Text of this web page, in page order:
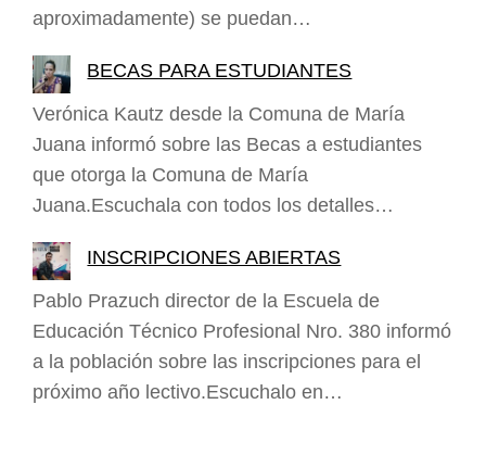
aproximadamente) se puedan…
BECAS PARA ESTUDIANTES
Verónica Kautz desde la Comuna de María
Juana informó sobre las Becas a estudiantes
que otorga la Comuna de María
Juana.Escuchala con todos los detalles…
INSCRIPCIONES ABIERTAS
Pablo Prazuch director de la Escuela de
Educación Técnico Profesional Nro. 380 informó
a la población sobre las inscripciones para el
próximo año lectivo.Escuchalo en…